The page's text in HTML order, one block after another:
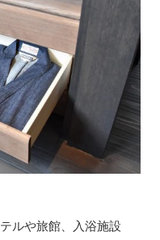
ルや旅館、入浴施設